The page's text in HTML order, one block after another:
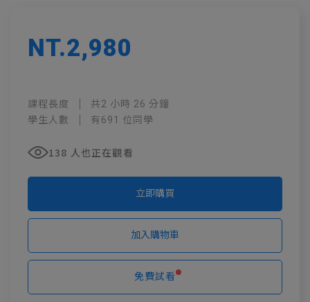
NT.2,980
課程長度
共2 小時 26 分鐘
學生人數
有691 位同學
138 人也正在觀看
立即購買
加入購物車
免費試看